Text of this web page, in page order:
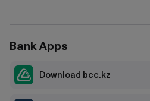
Bank Apps
Download bcc.kz